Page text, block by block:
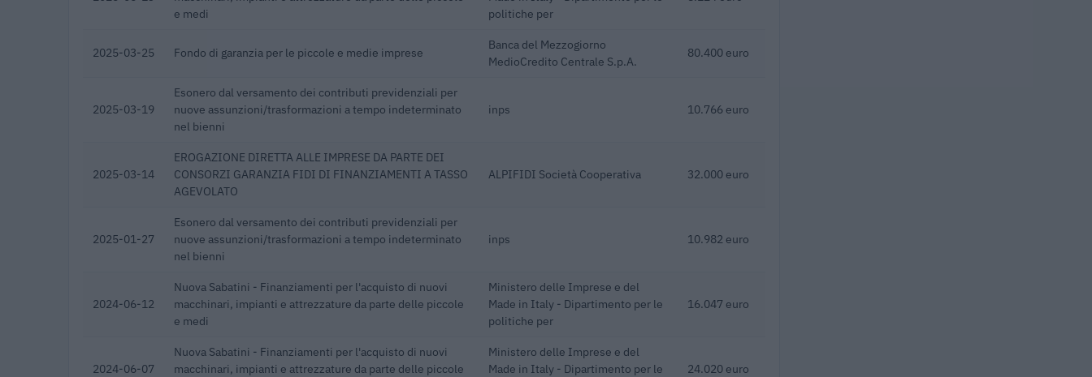
e medi
politiche per
2025-03-25 Fondo di garanzia per le piccole e medie imprese
Banca del Mezzogiorno
MedioCredito Centrale S.p.A.
80.400 euro
2025-03-19
Esonero dal versamento dei contributi previdenziali per
nuove assunzioni/trasformazioni a tempo indeterminato
nel bienni
inps 10.766 euro
2025-03-14
EROGAZIONE DIRETTA ALLE IMPRESE DA PARTE DEI
CONSORZI GARANZIA FIDI DI FINANZIAMENTI A TASSO
AGEVOLATO
ALPIFIDI Società Cooperativa 32.000 euro
2025-01-27
Esonero dal versamento dei contributi previdenziali per
nuove assunzioni/trasformazioni a tempo indeterminato
nel bienni
inps 10.982 euro
2024-06-12
Nuova Sabatini - Finanziamenti per l'acquisto di nuovi
macchinari, impianti e attrezzature da parte delle piccole
e medi
Ministero delle Imprese e del
Made in Italy - Dipartimento per le
politiche per
16.047 euro
2024-06-07
Nuova Sabatini - Finanziamenti per l'acquisto di nuovi
macchinari, impianti e attrezzature da parte delle piccole
Ministero delle Imprese e del
Made in Italy - Dipartimento per le
24.020 euro